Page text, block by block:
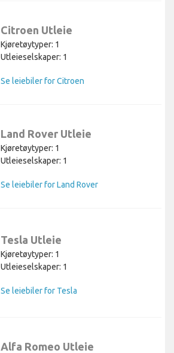
Citroen Utleie
Kjøretøytyper: 1
Utleieselskaper: 1
Se leiebiler for Citroen
Land Rover Utleie
Kjøretøytyper: 1
Utleieselskaper: 1
Se leiebiler for Land Rover
Tesla Utleie
Kjøretøytyper: 1
Utleieselskaper: 1
Se leiebiler for Tesla
Alfa Romeo Utleie